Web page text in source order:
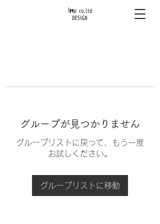
グループが見つかりません
グループリストに戻って、もう一度
お試しください。
グループリストに移動